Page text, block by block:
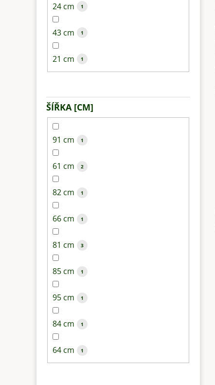
24 cm 1
43 cm 1
21 cm 1
ŠÍŘKA [CM]
91 cm 1
61 cm 2
82 cm 1
66 cm 1
81 cm 3
85 cm 1
95 cm 1
84 cm 1
64 cm 1